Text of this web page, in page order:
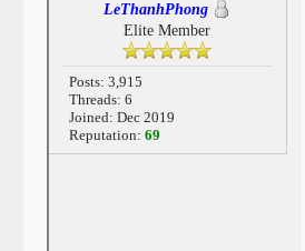
LeThanhPhong
Elite Member
Posts: 3,915
Threads: 6
Joined: Dec 2019
Reputation:69